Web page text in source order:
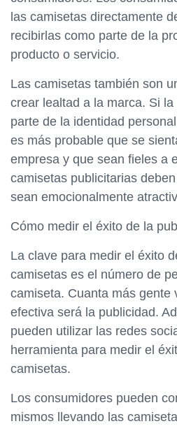
las camisetas directamente
recibirlas como parte de la
producto o servicio.
Las camisetas también son
crear lealtad a la marca. Si
parte de la identidad
es más probable que se
empresa y que sean fieles a
camisetas publicitarias
sean emocionalmente
Cómo medir el éxito de la
La clave para medir el éxito
camisetas es el número de
camiseta. Cuanta más gente
efectiva será la publicidad.
pueden utilizar las redes
herramienta para medir el
camisetas.
Los consumidores pueden
mismos llevando las